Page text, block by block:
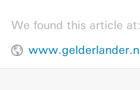
We found this article at: